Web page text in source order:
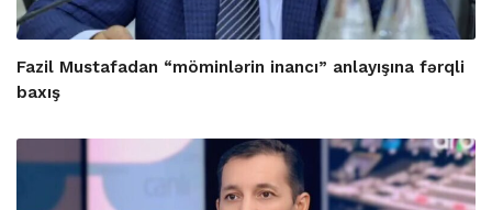
Fazil Mustafadan “möminlərin inancı” anlayışına fərqli
baxış